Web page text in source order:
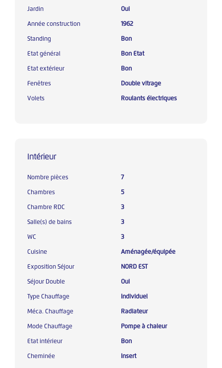
Jardin Oui
Année construction 1962
Standing Bon
Etat général Bon Etat
Etat extérieur Bon
Fenêtres Double vitrage
Volets Roulants électriques
Intérieur
Nombre pièces 7
Chambres 5
Chambre RDC 3
Salle(s) de bains 3
WC 3
Cuisine Aménagée/équipée
Exposition Séjour NORD EST
Séjour Double Oui
Type Chauffage Individuel
Méca. Chauffage Radiateur
Mode Chauffage Pompe à chaleur
Etat intérieur Bon
Cheminée Insert